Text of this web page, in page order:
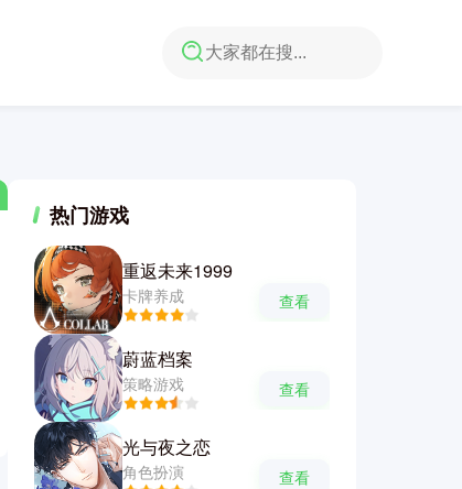
热门游戏
重返未来1999
卡牌养成 查看
蔚蓝档案
策略游戏 查看
光与夜之恋
角色扮演 查看